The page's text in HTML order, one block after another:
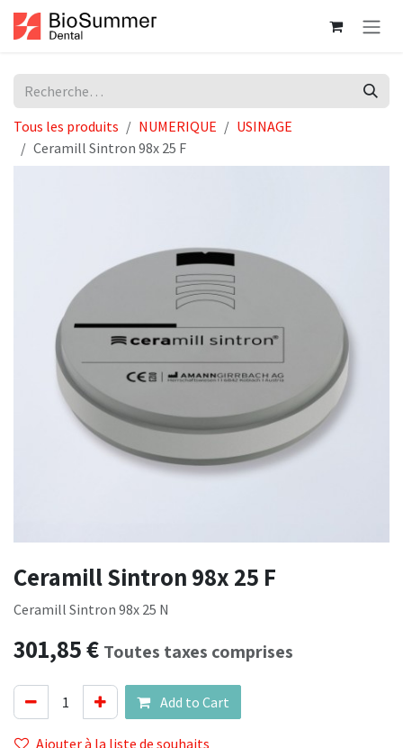
Se rendre au contenu
Tous les produits NUMERIQUE
USINAGE
Ceramill Sintron 98x 25 F
Ceramill Sintron 98x 25 F
Ceramill Sintron 98x 25 N
301,85€ Toutes taxes comprises
Add to Cart
Ajouter à la liste de souhaits